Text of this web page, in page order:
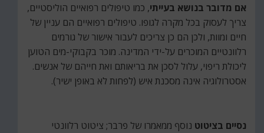
אם מדובר בנושא בעייתי, כמו טיפולים רפואיים הוליסטיים,
צריך לעסוק בכל מקרה לגופו. טיפולים רפואיים הם עניין של
חיים ומוות, ולכן הם כן צריכים לעבור אישור של גורמים
רלוונטיים המוכרים על-ידי המדינה. מוכר בקבוקי-מים הטוען
ליכולת ריפוי, עלול לסכן את בריאותם ואת חייהם של אנשים.
אסטרולוגיה אינה מסכנת איש (לפחות לא באופן ישיר).
נסיים בציטוט נוסף ממאמרו של פרבר; ציטוט רלוונטי